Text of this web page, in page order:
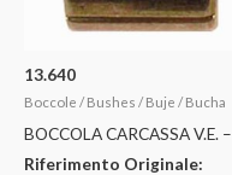
13.640
Boccole / Bushes / Buje / Bucha
BOCCOLA CARCASSA V.E. –
Riferimento Originale: